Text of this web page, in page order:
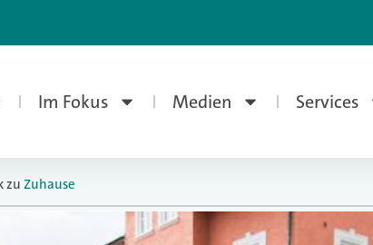
Im Fokus Medien Services
zu Zuhause